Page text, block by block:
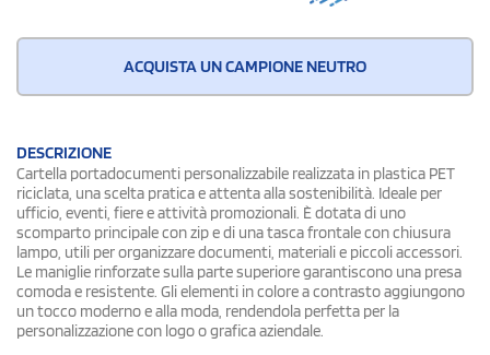
ACQUISTA UN CAMPIONE NEUTRO
DESCRIZIONE
Cartella portadocumenti personalizzabile realizzata in plastica PET
riciclata, una scelta pratica e attenta alla sostenibilità. Ideale per
ufficio, eventi, fiere e attività promozionali. È dotata di uno
scomparto principale con zip e di una tasca frontale con chiusura
lampo, utili per organizzare documenti, materiali e piccoli accessori.
Le maniglie rinforzate sulla parte superiore garantiscono una presa
comoda e resistente. Gli elementi in colore a contrasto aggiungono
un tocco moderno e alla moda, rendendola perfetta per la
personalizzazione con logo o grafica aziendale.